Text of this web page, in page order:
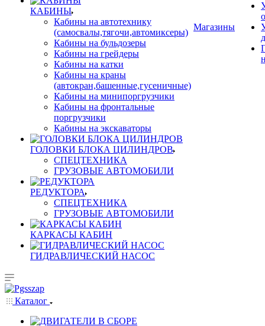
КАБИНЫ
Кабины на автотехнику
(самосвалы,тягочи,автомиксеры)
Кабины на бульдозеры
Кабины на грейдеры
Кабины на катки
Кабины на краны
(автокран,башенные,гусеничные)
Кабины на минипоргрузчики
Кабины на фронтальные
поргрузчики
Кабины на экскаваторы
ГОЛОВКИ БЛОКА ЦИЛИНДРОВ
СПЕЦТЕХНИКА
ГРУЗОВЫЕ АВТОМОБИЛИ
РЕДУКТОРА
СПЕЦТЕХНИКА
ГРУЗОВЫЕ АВТОМОБИЛИ
КАРКАСЫ КАБИН
ГИДРАВЛИЧЕСКИЙ НАСОС
Магазины
Каталог